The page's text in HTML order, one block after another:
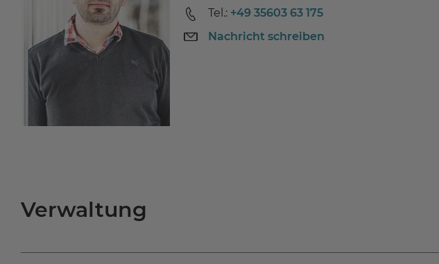
Tel.: +49 35603 63 175
Nachricht schreiben
Verwaltung